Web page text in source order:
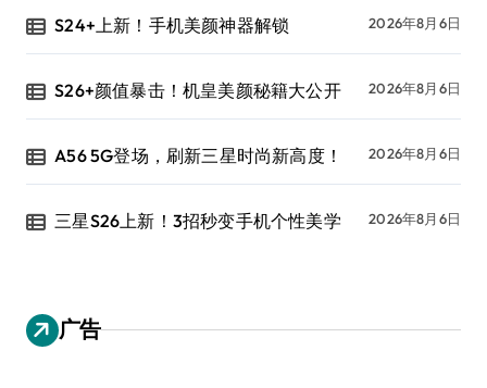
S24+上新！手机美颜神器解锁 2026年8月6日
S26+颜值暴击！机皇美颜秘籍大公开 2026年8月6日
A56 5G登场，刷新三星时尚新高度！ 2026年8月6日
三星S26上新！3招秒变手机个性美学 2026年8月6日
广告